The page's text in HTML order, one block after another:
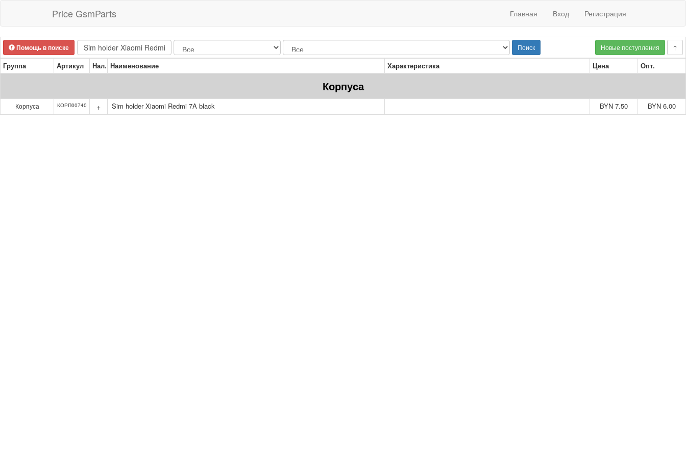
Price GsmParts Главная Вход Регистрация
Помощь в поиске Поиск Новые поступления ↑
Группа Артикул Нал. Наименование Характеристика Цена Опт.
Корпуса
Корпуса КОРП00740 + Sim holder Xiaomi Redmi 7A black BYN 7.50 BYN 6.00